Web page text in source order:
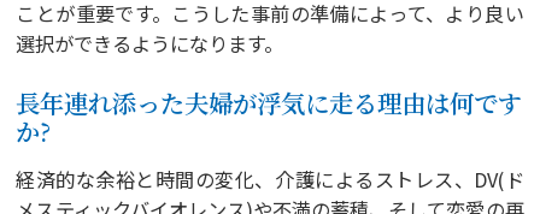
ことが重要です。こうした事前の準備によって、より良い
選択ができるようになります。
長年連れ添った夫婦が浮気に走る理由は何です
か?
経済的な余裕と時間の変化、介護によるストレス、DV(ド